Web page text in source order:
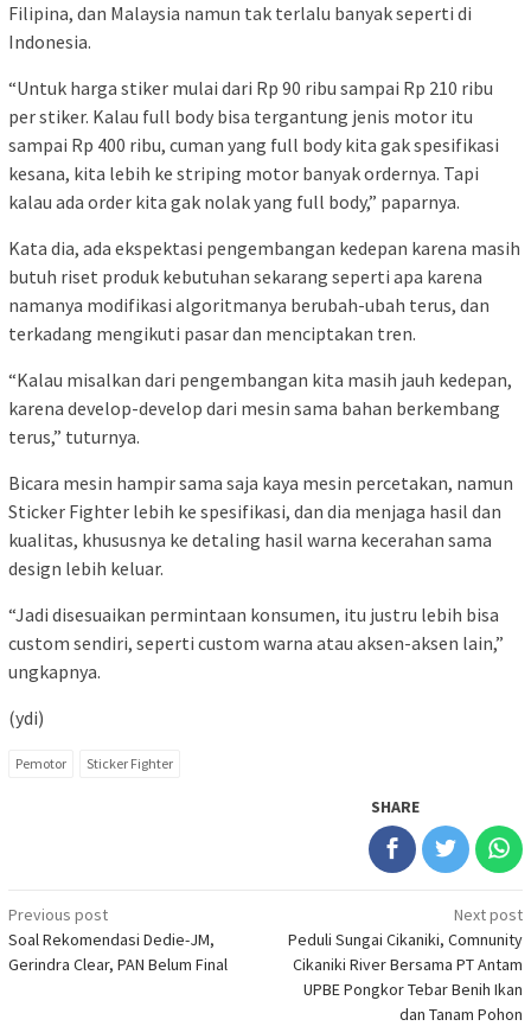
Filipina, dan Malaysia namun tak terlalu banyak seperti di
Indonesia.
“Untuk harga stiker mulai dari Rp 90 ribu sampai Rp 210 ribu
per stiker. Kalau full body bisa tergantung jenis motor itu
sampai Rp 400 ribu, cuman yang full body kita gak spesifikasi
kesana, kita lebih ke striping motor banyak ordernya. Tapi
kalau ada order kita gak nolak yang full body,” paparnya.
Kata dia, ada ekspektasi pengembangan kedepan karena masih
butuh riset produk kebutuhan sekarang seperti apa karena
namanya modifikasi algoritmanya berubah-ubah terus, dan
terkadang mengikuti pasar dan menciptakan tren.
“Kalau misalkan dari pengembangan kita masih jauh kedepan,
karena develop-develop dari mesin sama bahan berkembang
terus,” tuturnya.
Bicara mesin hampir sama saja kaya mesin percetakan, namun
Sticker Fighter lebih ke spesifikasi, dan dia menjaga hasil dan
kualitas, khususnya ke detaling hasil warna kecerahan sama
design lebih keluar.
“Jadi disesuaikan permintaan konsumen, itu justru lebih bisa
custom sendiri, seperti custom warna atau aksen-aksen lain,”
ungkapnya.
(ydi)
Pemotor Sticker Fighter
SHARE
Post
navigation
Previous post
Soal Rekomendasi Dedie-JM,
Gerindra Clear, PAN Belum Final
Next post
Peduli Sungai Cikaniki, Comnunity
Cikaniki River Bersama PT Antam
UPBE Pongkor Tebar Benih Ikan
dan Tanam Pohon